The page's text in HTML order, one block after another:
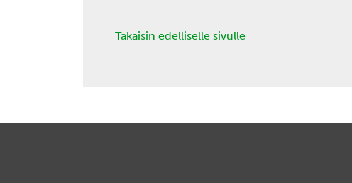
Takaisin edelliselle sivulle